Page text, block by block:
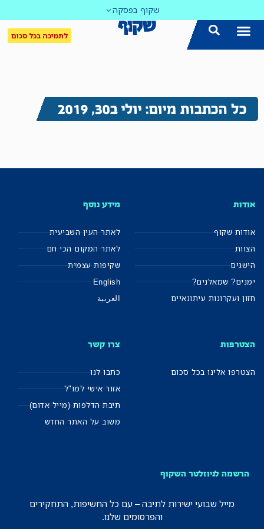
שקוף בפסקה
לתמיכה בכל סכום
כל הכתבות מיום: יולי ב30, 2019
אודות
אודות שקוף
הצוות
הישגים
ימנים? שמאלנים?
חזון ועקרונות עיתונאיים
מידע נוסף
לאתר העין השביעית
לאתר המקום הכי חם
שקיפות עצמית
English
العربية
הצטרפות
הצטרפו אלינו בכל סכום
צרו קשר
כתבו לנו
אזור אישי למו"ל
תיבת הדלפות (מייל אדום)
משוב על האתר החדש
הרשמה לניוזלטר השקוף
מייל שבועי ישירות לתיבה – עם כל החשיפות, התחקירים
והפרסומים שלנו.